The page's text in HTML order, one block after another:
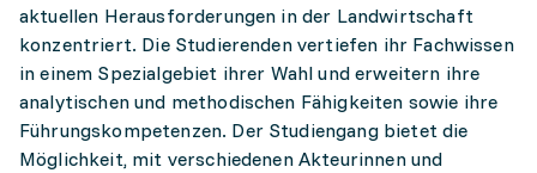
aktuellen Herausforderungen in der Landwirtschaft
konzentriert. Die Studierenden vertiefen ihr Fachwissen
in einem Spezialgebiet ihrer Wahl und erweitern ihre
analytischen und methodischen Fähigkeiten sowie ihre
Führungskompetenzen. Der Studiengang bietet die
Möglichkeit, mit verschiedenen Akteurinnen und